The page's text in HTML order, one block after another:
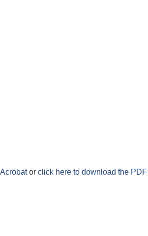
or click here to download the PDF